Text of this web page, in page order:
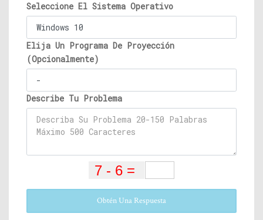
Seleccione El Sistema Operativo
Elija Un Programa De Proyección
(Opcionalmente)
Describe Tu Problema
Obtén Una Respuesta